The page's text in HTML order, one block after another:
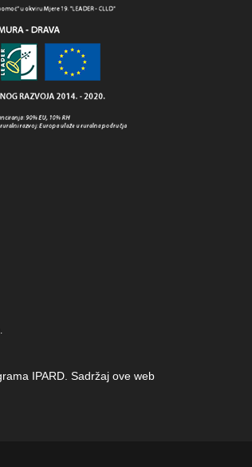
IPARD. Sadržaj ove web